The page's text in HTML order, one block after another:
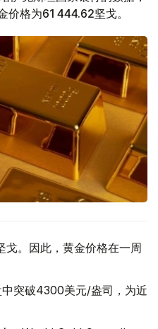
格为61 444.62坚戈。
。因此，黄金价格在一周
突破4300美元/盎司，为近